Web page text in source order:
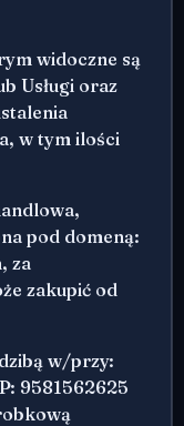
widoczne są
Usługi oraz
w tym ilości
pod domeną:
za
zakupić od
w/przy:
9581562625